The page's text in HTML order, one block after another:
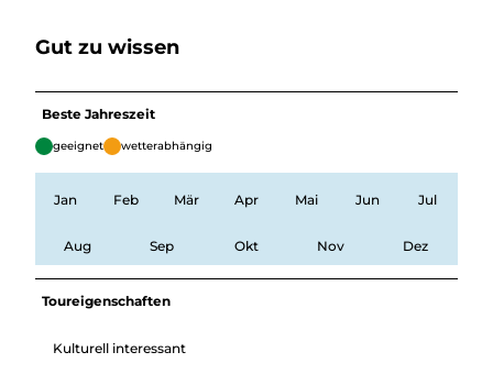
Gut zu wissen
Beste Jahreszeit
geeignet wetterabhängig
Jan Feb Mär Apr Mai Jun Jul
Aug Sep Okt Nov Dez
Toureigenschaften
Kulturell interessant